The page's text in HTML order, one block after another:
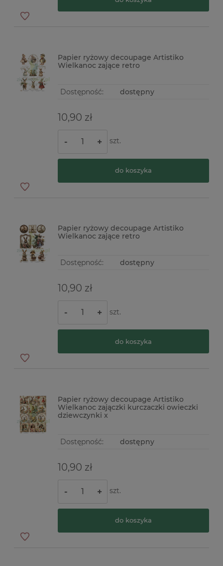
Papier ryżowy decoupage Artistiko
Wielkanoc zające retro
Dostępność: dostępny
10,90 zł
- + szt.
do koszyka
Papier ryżowy decoupage Artistiko
Wielkanoc zające retro
Dostępność: dostępny
10,90 zł
- + szt.
do koszyka
Papier ryżowy decoupage Artistiko
Wielkanoc zajączki kurczaczki owieczki
dziewczynki x
Dostępność: dostępny
10,90 zł
- + szt.
do koszyka